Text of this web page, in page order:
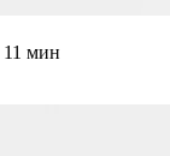
11 мин